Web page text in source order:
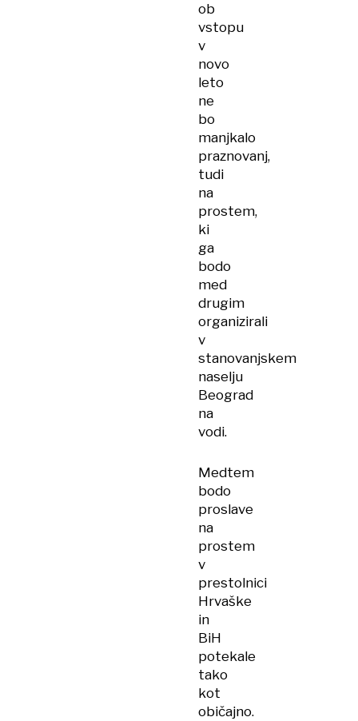
ob
vstopu
v
novo
leto
ne
bo
manjkalo
praznovanj,
tudi
na
prostem,
ki
ga
bodo
med
drugim
organizirali
v
stanovanjskem
naselju
Beograd
na
vodi.
Medtem
bodo
proslave
na
prostem
v
prestolnici
Hrvaške
in
BiH
potekale
tako
kot
običajno.